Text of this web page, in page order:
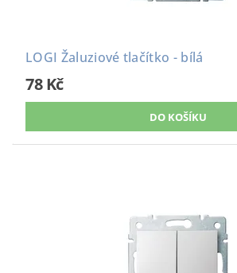
LOGI Žaluziové tlačítko - bílá
78 Kč